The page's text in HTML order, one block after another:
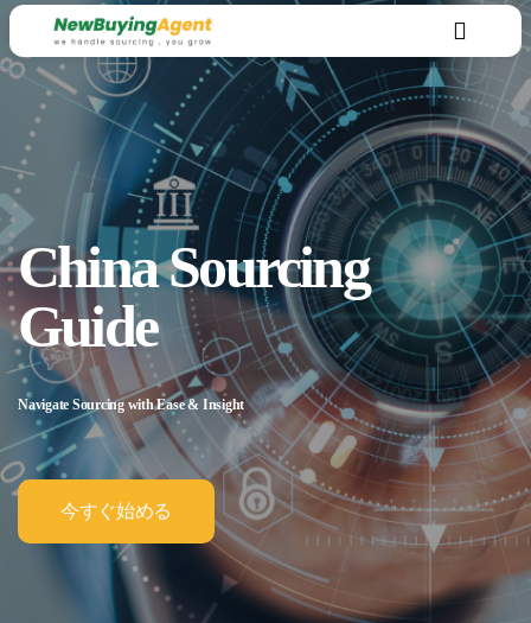
China Sourcing
Guide
Navigate Sourcing with Ease & Insight
今すぐ始める